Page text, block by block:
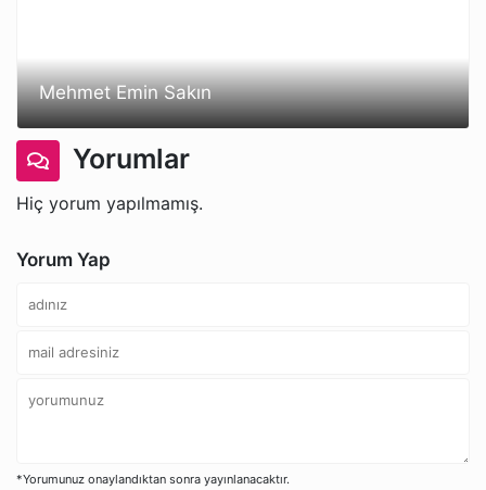
Mehmet Emin Sakın
Yorumlar
Hiç yorum yapılmamış.
Yorum Yap
*Yorumunuz onaylandıktan sonra yayınlanacaktır.